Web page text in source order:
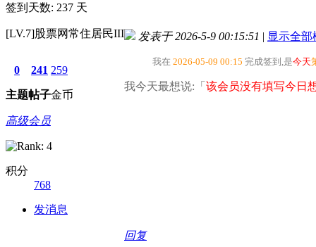
签到天数: 237 天
[LV.7]股票网常住居民III
0
主题
241
帖子
259
金币
高级会员
积分
768
发消息
发表于 2026-5-9 00:15:51 | 显示全部
我在 2026-05-09 00:15 完成签到,是今天
我今天最想说:「 该会员没有填写今日
回复